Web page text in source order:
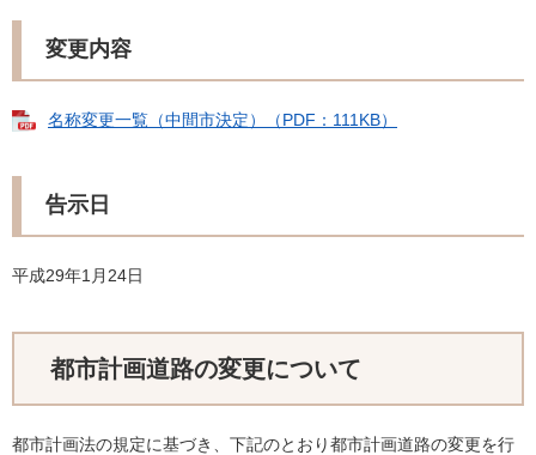
変更内容
名称変更一覧（中間市決定）（PDF：111KB）
告示日
平成29年1月24日
都市計画道路の変更について
都市計画法の規定に基づき、下記のとおり都市計画道路の変更を行